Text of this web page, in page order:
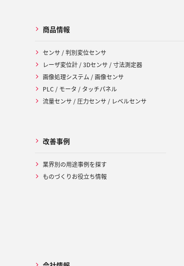
商品情報
センサ / 判別変位センサ
レーザ変位計 / 3Dセンサ / 寸法測定器
画像処理システム / 画像センサ
PLC / モータ / タッチパネル
流量センサ / 圧力センサ / レベルセンサ
改善事例
業界別の用途事例を探す
ものづくりお役立ち情報